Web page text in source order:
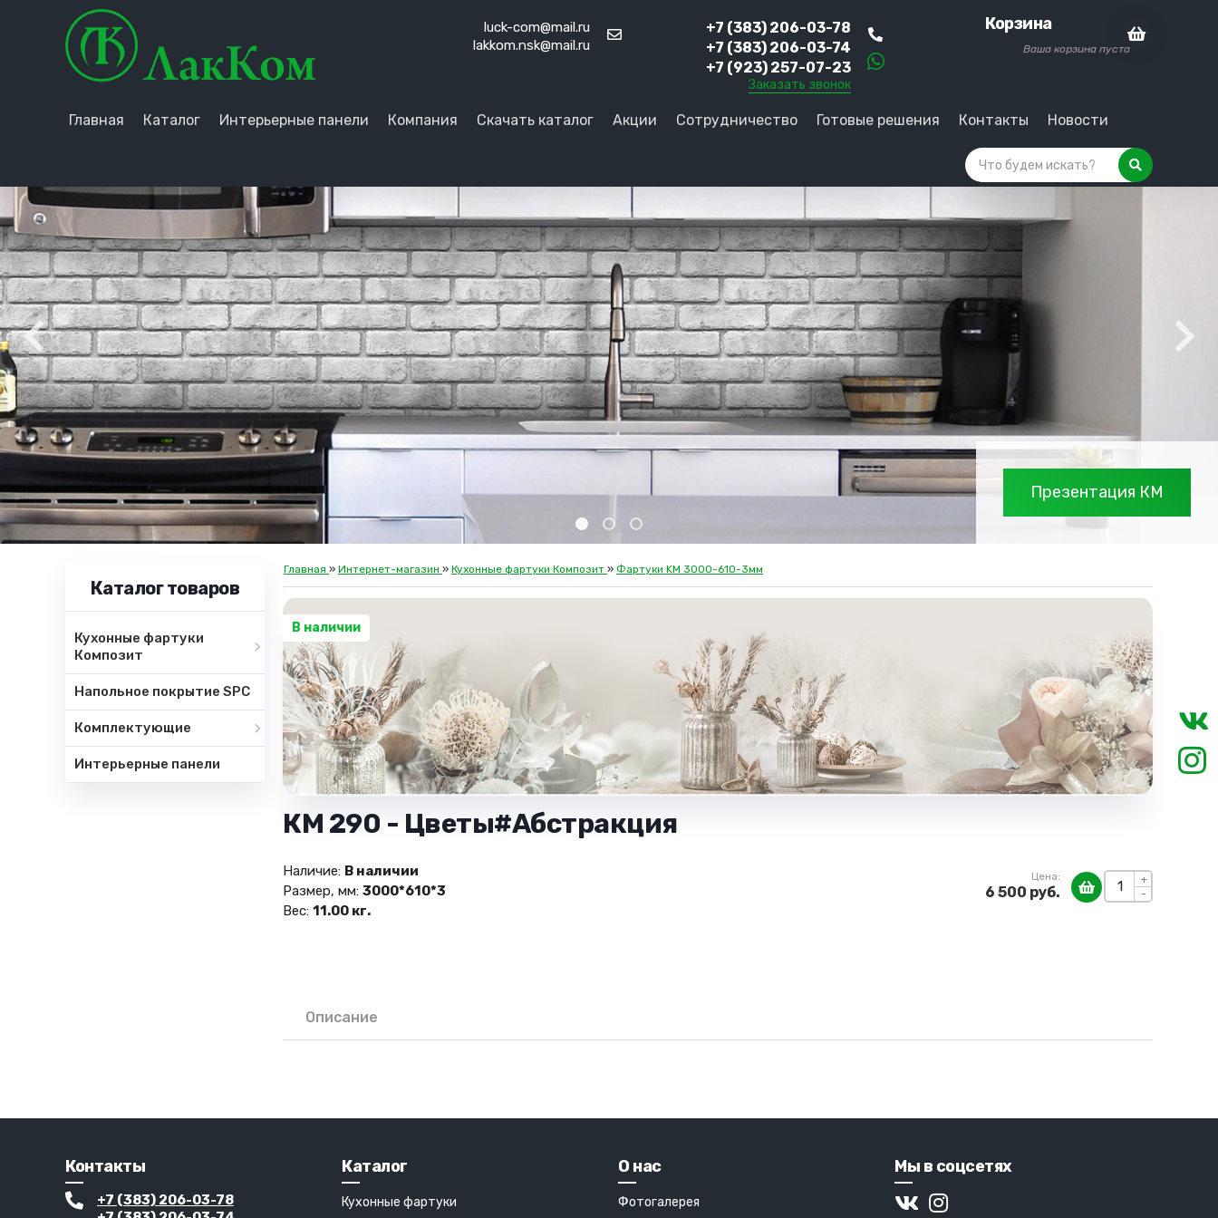
luck-com@mail.ru
lakkom.nsk@mail.ru
+7 (383) 206-03-78
+7 (383) 206-03-74
+7 (923) 257-07-23
Заказать звонок
Корзина
Ваша корзина пуста
Главная Каталог Интерьерные панели Компания Скачать каталог Акции Сотрудничество Готовые решения Контакты Новости
Презентация КМ
Каталог товаров
Кухонные фартуки
Композит
Напольное покрытие SPC
Комплектующие
Интерьерные панели
Главная » Интернет-магазин » Кухонные фартуки Композит » Фартуки KM 3000-610-3мм
В наличии
КМ 290 - Цветы#Абстракция
+
-
Цена:
6 500 руб.
Наличие: В наличии
Размер, мм: 3000*610*3
Вес: 11.00 кг.
Описание
Контакты
+7 (383) 206-03-78
Каталог
Кухонные фартуки
О нас
Фотогалерея
Мы в соцсетях